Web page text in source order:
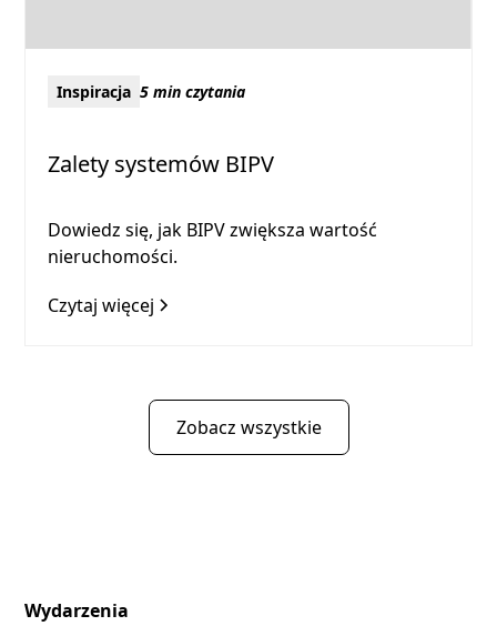
Inspiracja 5 min czytania
Zalety systemów BIPV
Dowiedz się, jak BIPV zwiększa wartość
nieruchomości.
Czytaj więcej
Zobacz wszystkie
Wydarzenia